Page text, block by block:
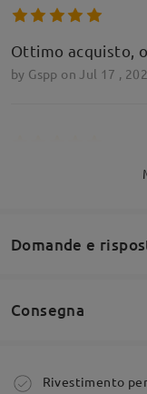
Ottimo acquisto,
by Gspp on Jul 17 ,
Top !!! Uguale
Domande e
Siete invitati a
Consegna
Ordine
Rivestimento